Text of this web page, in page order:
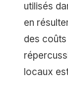
utilisés
en
des
locaux